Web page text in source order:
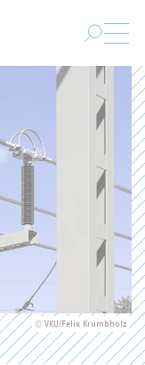
© VKU/Felix Krumbholz